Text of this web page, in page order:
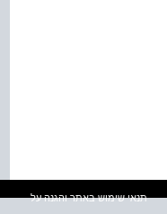
תנאי שימוש באתר והגנה על